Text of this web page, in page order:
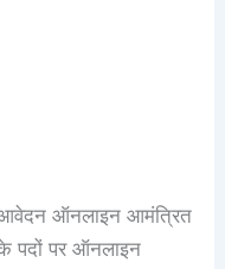
आवेदन ऑनलाइन आमंत्रित
पदों पर ऑनलाइन